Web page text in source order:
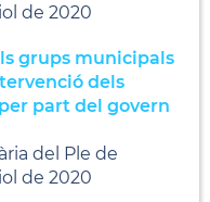
de 2020
grups municipals
dels
part del govern
del Ple de
de 2020